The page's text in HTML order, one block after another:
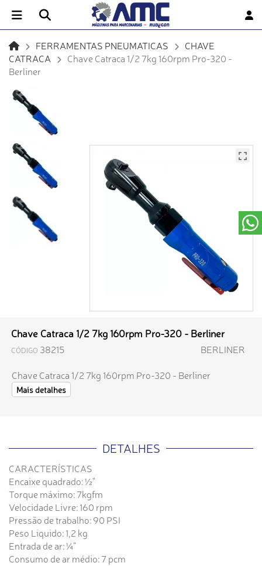
FERRAMENTAS PNEUMATICAS
CHAVE
CATRACA
Chave Catraca 1/2 7kg 160rpm Pro-320 -
Berliner
Chave Catraca 1/2 7kg 160rpm Pro-320 - Berliner
CÓDIGO 38215
BERLINER
Chave Catraca 1/2 7kg 160rpm Pro-320 - Berliner
Mais detalhes
DETALHES
CARACTERÍSTICAS
Encaixe quadrado: ½"
Torque máximo: 7kgfm
Velocidade Livre: 160 rpm
Pressão de trabalho: 90 PSI
Peso Liquido: 1,2 kg
Entrada de ar: ¼"
Consumo de ar médio: 7 pcm